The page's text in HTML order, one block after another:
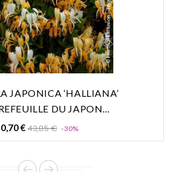
JAPONICA ‘HALLIANA’
DU JAPON...
€ Prix
43,85 € -30%